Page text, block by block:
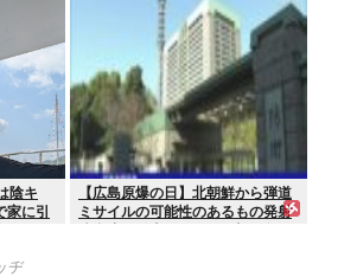
陰キ
に引
【広島原爆の日】北朝鮮から弾道
ミサイルの可能性のあるもの発射
ヂ